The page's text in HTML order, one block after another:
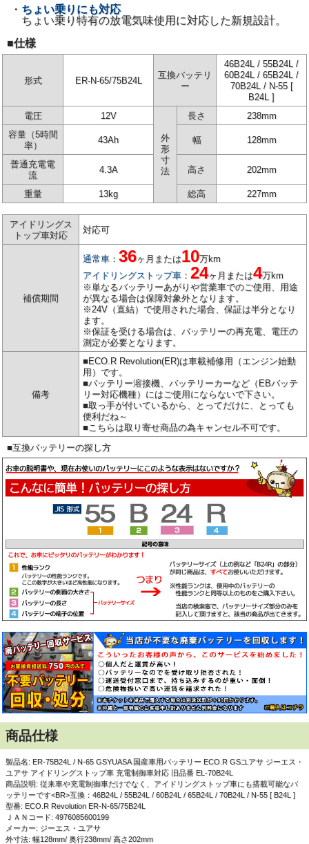
・ ちょい乗りにも対応
ちょい乗り特有の放電気味使用に対応した新規設計。
■仕様
形式 ER-N-65/75B24L
互換バッテリ
ー
46B24L / 55B24L /
60B24L / 65B24L /
70B24L / N-55 [
B24L ]
電圧
12V
外
形
寸
法
長さ
238mm
容量（5時間
率）
43Ah 幅 128mm
普通充電電
流
4.3A 高さ 202mm
重量 13kg 総高 227mm
アイドリングス
トップ車対応
対応可
補償期間
通常車： 36ヶ月または10万km
アイドリングストップ車： 24ヶ月または4万km
※単なるバッテリーあがりや営業車でのご使用、用途
が異なる場合は保障対象外となります。
※24V（直結）で使用された場合、保証は半分となり
ます。
※保証を受ける場合は、バッテリーの再充電、電圧の
測定が必要となります。
備考
■ECO.R Revolution(ER)は車載補修用（エンジン始動
用）です。
■バッテリー溶接機、バッテリーカーなど（EBバッテ
リー対応機種）にはご使用にならないで下さい。
■取っ手が付いているから、とってだけに、とっても
便利だね～
■こちらは取り寄せ商品の為キャンセル不可です。
■互換バッテリーの探し方
商品仕様
製品名: ER-75B24L / N-65 GSYUASA 国産車用バッテリー ECO.R GSユアサ ジーエス・
ユアサ アイドリングストップ車 充電制御車対応 旧品番 EL-70B24L
商品説明: 従来車や充電制御車だけでなく、アイドリングストップ車にも搭載可能なバ
ッテリーです<BR>互換：46B24L / 55B24L / 60B24L / 65B24L / 70B24L / N-55 [ B24L ]
型番: ECO.R Revolution ER-N-65/75B24L
ＪＡＮコード: 4976085600199
メーカー: ジーエス・ユアサ
外寸法: 幅128mm/ 奥行238mm/ 高さ202mm